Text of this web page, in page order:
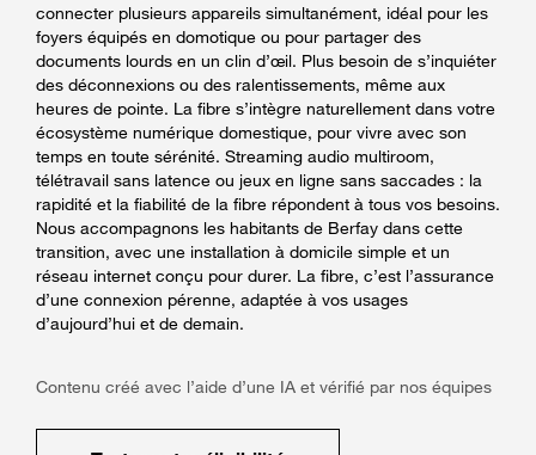
connecter plusieurs appareils simultanément, idéal pour les
foyers équipés en domotique ou pour partager des
documents lourds en un clin d’œil. Plus besoin de s’inquiéter
des déconnexions ou des ralentissements, même aux
heures de pointe. La fibre s’intègre naturellement dans votre
écosystème numérique domestique, pour vivre avec son
temps en toute sérénité. Streaming audio multiroom,
télétravail sans latence ou jeux en ligne sans saccades : la
rapidité et la fiabilité de la fibre répondent à tous vos besoins.
Nous accompagnons les habitants de Berfay dans cette
transition, avec une installation à domicile simple et un
réseau internet conçu pour durer. La fibre, c’est l’assurance
d’une connexion pérenne, adaptée à vos usages
d’aujourd’hui et de demain.
Contenu créé avec l’aide d’une IA et vérifié par nos équipes